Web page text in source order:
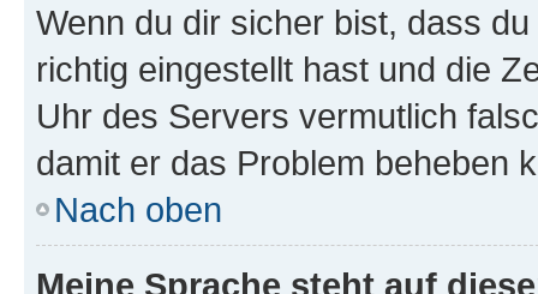
Wenn du dir sicher bist, dass
richtig eingestellt hast und die
Uhr des Servers vermutlich
damit er das Problem beheben
Nach oben
Meine Sprache steht auf